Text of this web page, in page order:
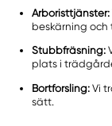
Arboristtjänster:
beskärning och
Stubbfräsning:
plats i
Bortforsling: Vi
sätt.